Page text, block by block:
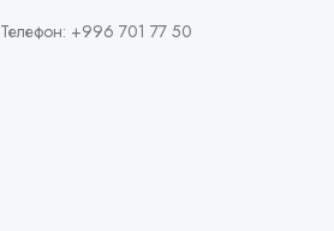
Телефон: +996 701 77 50